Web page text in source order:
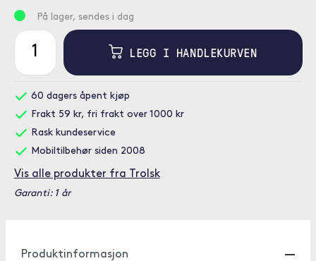
På lager, sendes i dag
LEGG I HANDLEKURVEN
60 dagers åpent kjøp
Frakt 59 kr, fri frakt over 1000 kr
Rask kundeservice
Mobiltilbehør siden 2008
Vis alle produkter fra Trolsk
Garanti: 1 år
Produktinformasjon